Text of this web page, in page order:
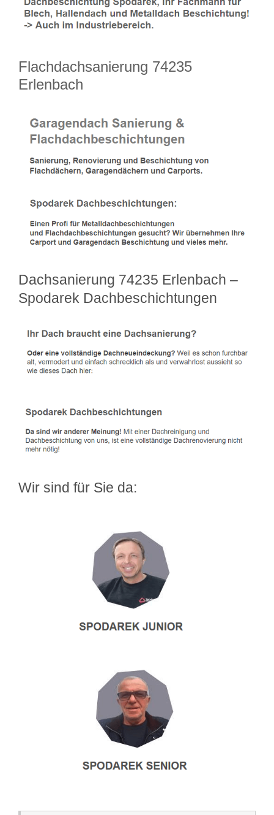
Flachdachsanierung 74235
Erlenbach
Dachsanierung 74235 Erlenbach –
Spodarek Dachbeschichtungen
Wir sind für Sie da: